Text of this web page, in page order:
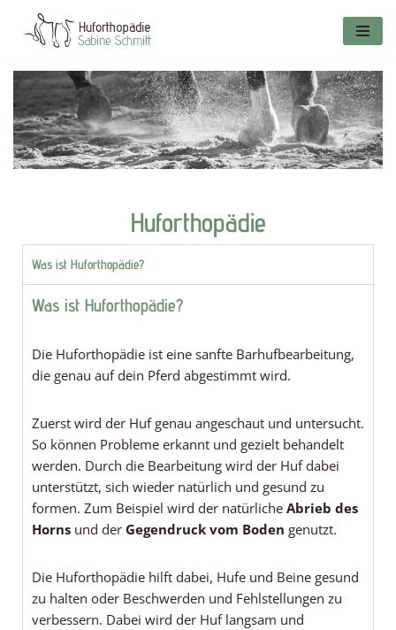
Zum
Inhalt
springen
Huforthopädie
Was ist Huforthopädie?
Was ist Huforthopädie?
Die Huforthopädie ist eine sanfte Barhufbearbeitung,
die genau auf dein Pferd abgestimmt wird.
Zuerst wird der Huf genau angeschaut und untersucht.
So können Probleme erkannt und gezielt behandelt
werden. Durch die Bearbeitung wird der Huf dabei
unterstützt, sich wieder natürlich und gesund zu
formen. Zum Beispiel wird der natürliche Abrieb des
Horns und der Gegendruck vom Boden genutzt.
Die Huforthopädie hilft dabei, Hufe und Beine gesund
zu halten oder Beschwerden und Fehlstellungen zu
verbessern. Dabei wird der Huf langsam und